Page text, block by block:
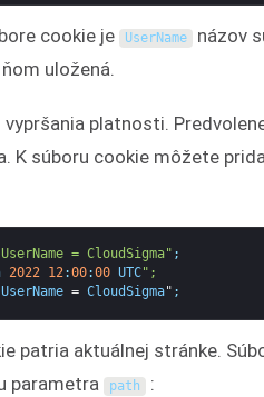
cookie je UserName názov
uložená.
platnosti.
K súboru cookie môžete
= CloudSigma" ;
2022 12:00:00 UTC";
UserName = CloudSigma" ;
patria aktuálnej stránke.
parametra
path :